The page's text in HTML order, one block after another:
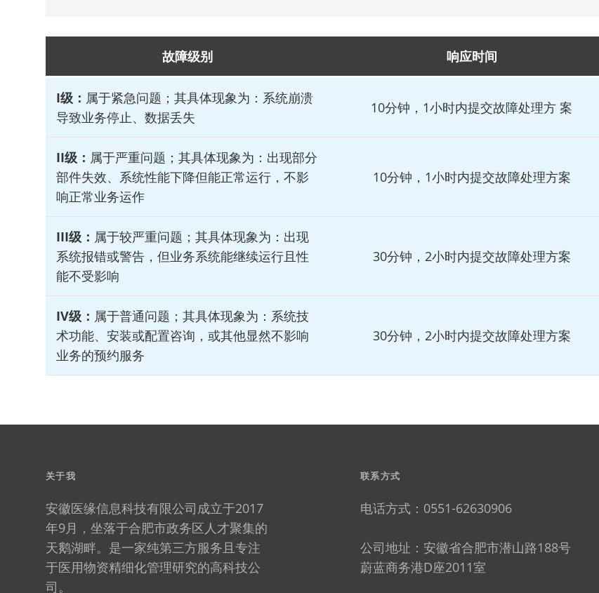
故障级别 响应时间
I级： 属于紧急问题；其具体现象为：系统崩溃
导致业务停止、数据丢失
10分钟，1小时内提交故障处理方 案
II级： 属于严重问题；其具体现象为：出现部分
部件失效、系统性能下降但能正常运行，不影
响正常业务运作
10分钟，1小时内提交故障处理方案
III级： 属于较严重问题；其具体现象为：出现
系统报错或警告，但业务系统能继续运行且性
能不受影响
30分钟，2小时内提交故障处理方案
IV级： 属于普通问题；其具体现象为：系统技
术功能、安装或配置咨询，或其他显然不影响
业务的预约服务
30分钟，2小时内提交故障处理方案
关于我
安徽医缘信息科技有限公司成立于2017
年9月，坐落于合肥市政务区人才聚集的
天鹅湖畔。是一家纯第三方服务且专注
于医用物资精细化管理研究的高科技公
司。
联系方式
电话方式：0551-62630906
公司地址：安徽省合肥市潜山路188号
蔚蓝商务港D座2011室